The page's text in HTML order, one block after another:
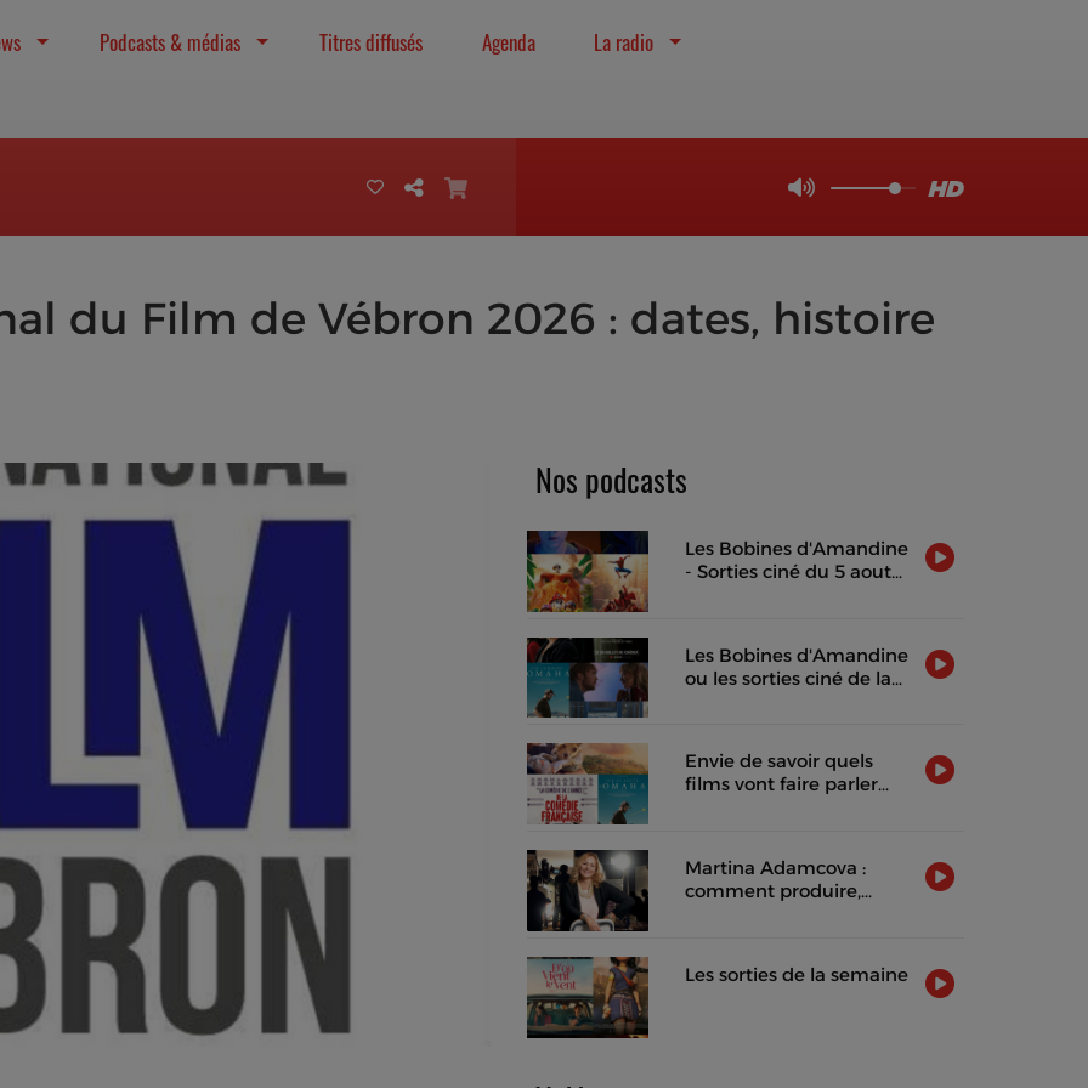
Podcasts & médias Titres diffusés Agenda La radio
du Film de Vébron 2026 : dates, histoire
Nos podcasts
Les Bobines d'Amandine
- Sorties ciné du 5 aout
Les Bobines d'Amandine
ou les sorties ciné de la
Envie de savoir quels
films vont faire parler
Martina Adamcova :
comment produire,
Les sorties de la semaine